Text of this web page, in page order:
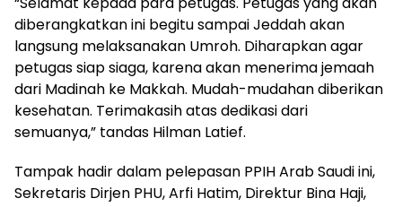
diberangkatkan ini begitu sampai Jeddah akan
langsung melaksanakan Umroh. Diharapkan agar
petugas siap siaga, karena akan menerima jemaah
dari Madinah ke Makkah. Mudah-mudahan diberikan
kesehatan. Terimakasih atas dedikasi dari
semuanya,” tandas Hilman Latief.
Tampak hadir dalam pelepasan PPIH Arab Saudi ini,
Sekretaris Dirjen PHU, Arfi Hatim, Direktur Bina Haji,